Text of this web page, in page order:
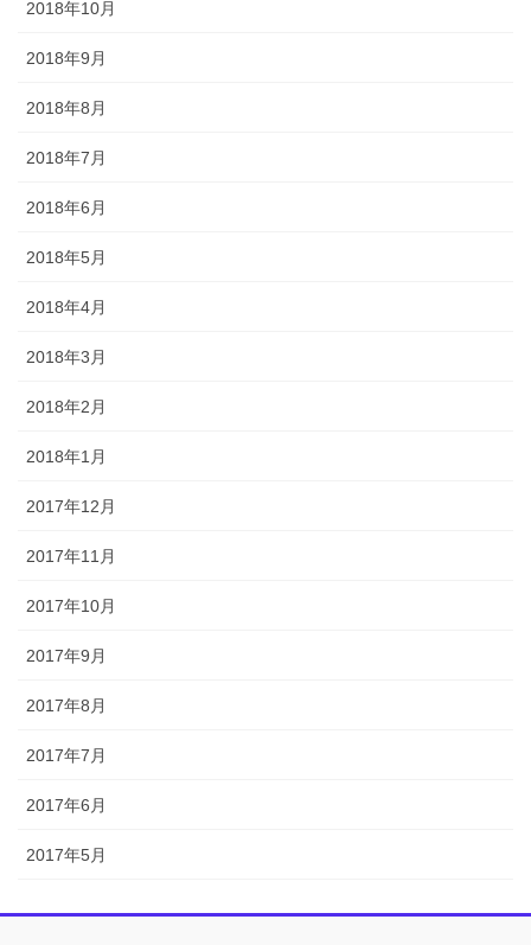
2018年10月
2018年9月
2018年8月
2018年7月
2018年6月
2018年5月
2018年4月
2018年3月
2018年2月
2018年1月
2017年12月
2017年11月
2017年10月
2017年9月
2017年8月
2017年7月
2017年6月
2017年5月